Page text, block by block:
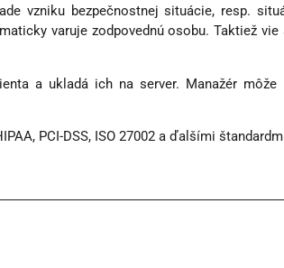
vzniku bezpečnostnej situácie, resp.
varuje zodpovednú osobu. Taktiež
a ukladá ich na server. Manažér
PCI-DSS, ISO 27002 a ďalšími